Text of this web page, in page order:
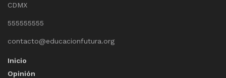
CDMX
555555555
contacto@educacionfutura.org
Inicio
Opinión